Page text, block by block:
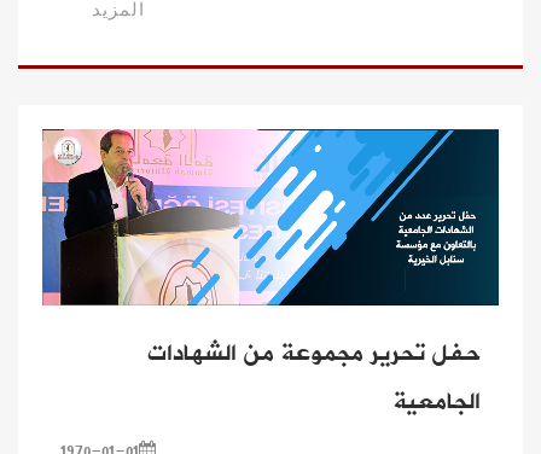
المزيد
حفل تحرير مجموعة من الشهادات
الجامعية